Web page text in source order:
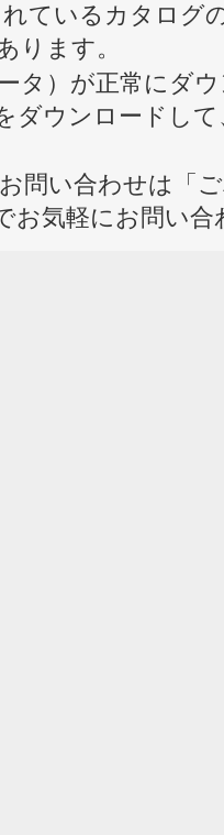
ているカタログ
ります。
タ）が正常にダ
ダウンロードし
問い合わせは「
お気軽にお問い